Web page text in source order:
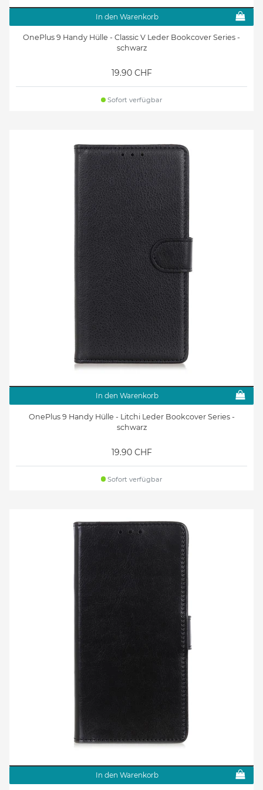
In den Warenkorb
OnePlus 9 Handy Hülle - Classic V Leder Bookcover Series -
schwarz
19.90 CHF
Sofort verfügbar
In den Warenkorb
OnePlus 9 Handy Hülle - Litchi Leder Bookcover Series -
schwarz
19.90 CHF
Sofort verfügbar
In den Warenkorb